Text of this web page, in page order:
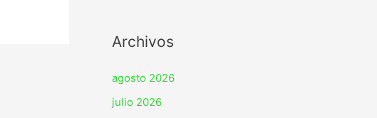
Archivos
agosto 2026
julio 2026